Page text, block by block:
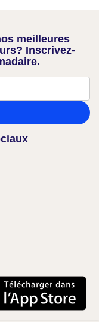
meilleures
Inscrivez-